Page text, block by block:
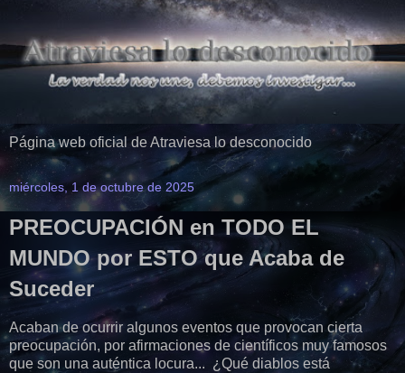
Página web oficial de Atraviesa lo desconocido
miércoles, 1 de octubre de 2025
PREOCUPACIÓN en TODO EL
MUNDO por ESTO que Acaba de
Suceder
Acaban de ocurrir algunos eventos que provocan cierta
preocupación, por afirmaciones de científicos muy famosos
que son una auténtica locura... ¿Qué diablos está